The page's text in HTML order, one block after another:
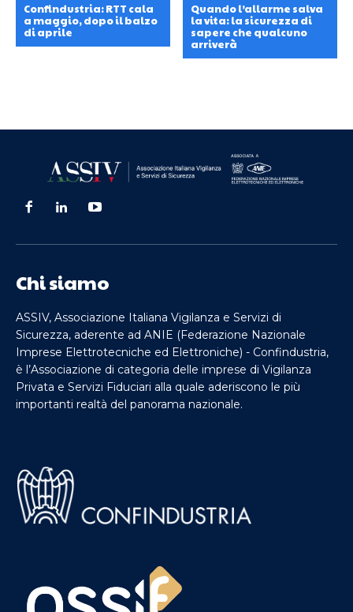
Confindustria: RTT cala
a maggio, dopo il balzo
di aprile
Quando l’allarme salva
la vita: la sicurezza di
sapere che qualcuno
arriverà
Chi siamo
ASSIV, Associazione Italiana Vigilanza e Servizi di
Sicurezza, aderente ad ANIE (Federazione Nazionale
Imprese Elettrotecniche ed Elettroniche) - Confindustria,
è l’Associazione di categoria delle imprese di Vigilanza
Privata e Servizi Fiduciari alla quale aderiscono le più
importanti realtà del panorama nazionale.